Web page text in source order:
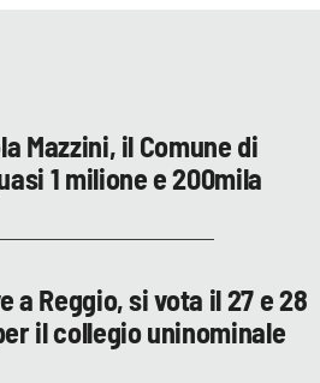
Mazzini, il Comune di
1 milione e 200mila
a Reggio, si vota il 27 e 28
il collegio uninominale